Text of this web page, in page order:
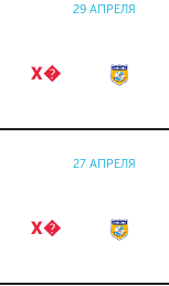
29 АПРЕЛЯ
Х�
27 АПРЕЛЯ
Х�